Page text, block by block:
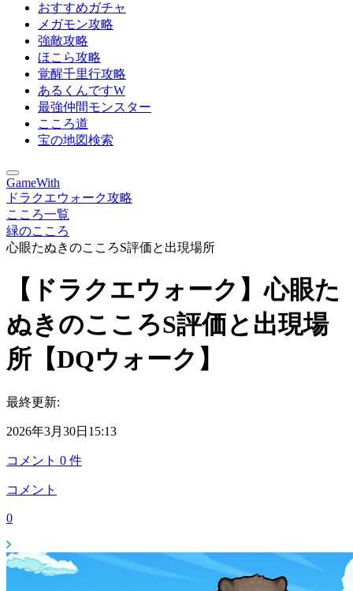
おすすめガチャ
メガモン攻略
強敵攻略
ほこら攻略
覚醒千里行攻略
あるくんですW
最強仲間モンスター
こころ道
宝の地図検索
GameWith
ドラクエウォーク攻略
こころ一覧
緑のこころ
心眼たぬきのこころS評価と出現場所
【ドラクエウォーク】心眼た
ぬきのこころS評価と出現場
所【DQウォーク】
最終更新:
2026年3月30日15:13
コメント 0 件
コメント
0